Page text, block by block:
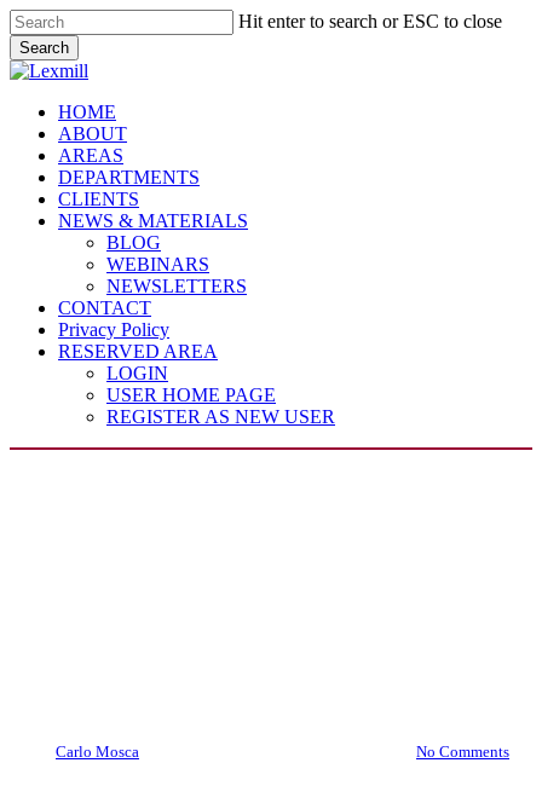
Skip
to
main
content
Hit enter to search or ESC to close
Search
Close
Menu
HOME
ABOUT
AREAS
DEPARTMENTS
CLIENTS
NEWS & MATERIALS
BLOG
WEBINARS
NEWSLETTERS
CONTACT
Privacy Policy
RESERVED AREA
LOGIN
USER HOME PAGE
REGISTER AS NEW USER
Carlo Mosca No Comments